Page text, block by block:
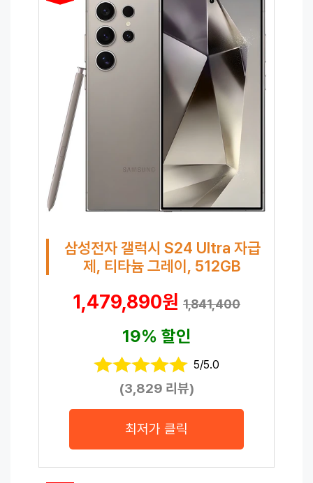
삼성전자 갤럭시 S24 Ultra 자급
제, 티타늄 그레이, 512GB
1,479,890원 1,841,400
19% 할인
5/5.0
(3,829 리뷰)
최저가 클릭